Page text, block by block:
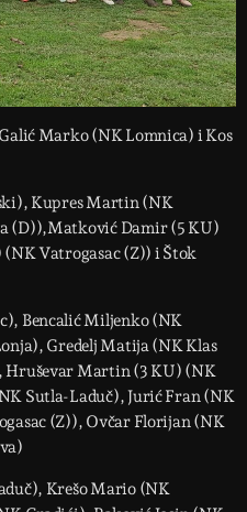
Marko (NK Lomnica) i Kos
Kupres Martin (NK
(D)),Matković Damir (5 KU)
Vatrogasac (Z)) i Štok
Bencalić Miljenko (NK
Gredelj Matija (NK Klas
Hruševar Martin (3 KU) (NK
Sutla-Laduč), Jurić Fran (NK
(Z)), Ovčar Florijan (NK
Krešo Mario (NK